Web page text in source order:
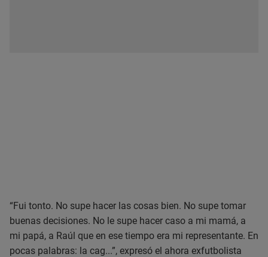
“Fui tonto. No supe hacer las cosas bien. No supe tomar
buenas decisiones. No le supe hacer caso a mi mamá, a
mi papá, a Raúl que en ese tiempo era mi representante. En
pocas palabras: la cag...”, expresó el ahora exfutbolista